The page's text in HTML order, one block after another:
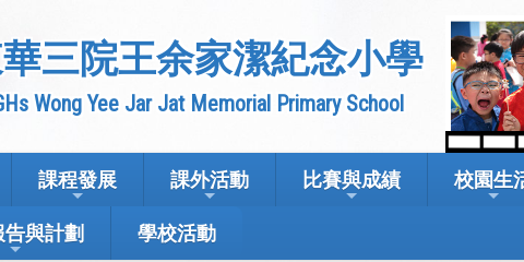
三院王余家潔紀念小學
Wong Yee Jar Jat Memorial Primary School
課程發展 課外活動 比賽與成績 校園生
與計劃 學校活動